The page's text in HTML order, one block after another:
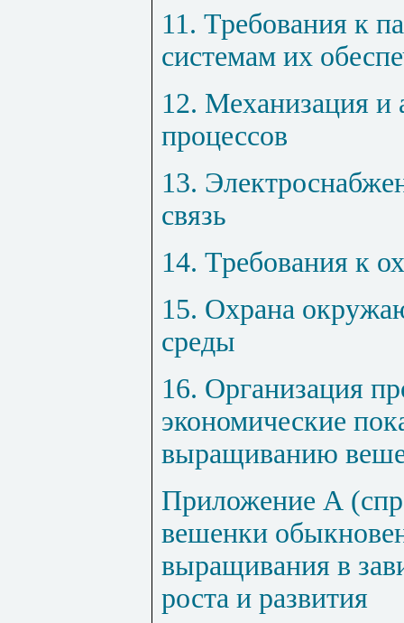
11. Требования к
системам их
12. Механизация и
процессов
13.
связь
14. Требования к
15. Охрана
среды
16. Организация
экономические
выращиванию
Приложение А
вешенки
выращивания в
роста и развития